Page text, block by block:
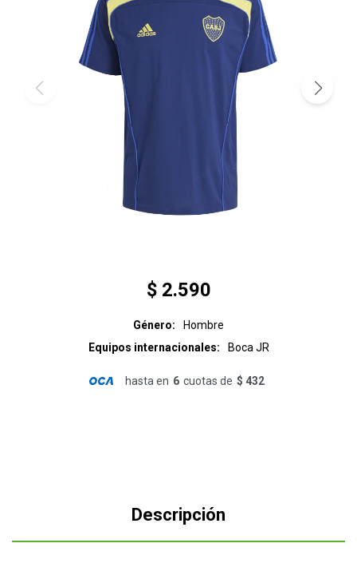
$ 2.590
Género
Hombre
Equipos internacionales
Boca JR
hasta en 6 cuotas de $ 432
Descripción